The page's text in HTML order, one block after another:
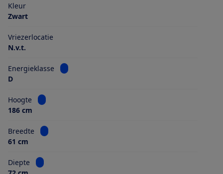
Kleur
Zwart
Vriezerlocatie
N.v.t.
Energieklasse
Bekijk informatie voor Energieklasse
D
Hoogte
Bekijk informatie voor Hoogte
186 cm
Breedte
Bekijk informatie voor Breedte
61 cm
Diepte
Bekijk informatie voor Diepte